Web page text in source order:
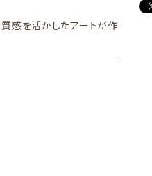
感を活かしたアートが作